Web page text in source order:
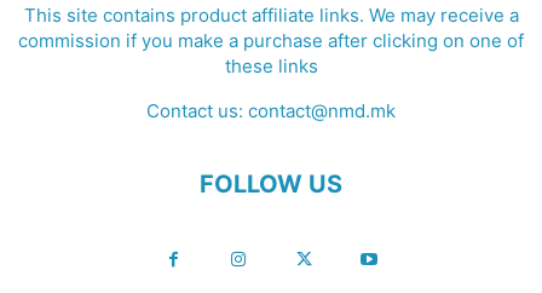
This site contains product affiliate links. We may receive a
commission if you make a purchase after clicking on one of
these links
Contact us: contact@nmd.mk
FOLLOW US